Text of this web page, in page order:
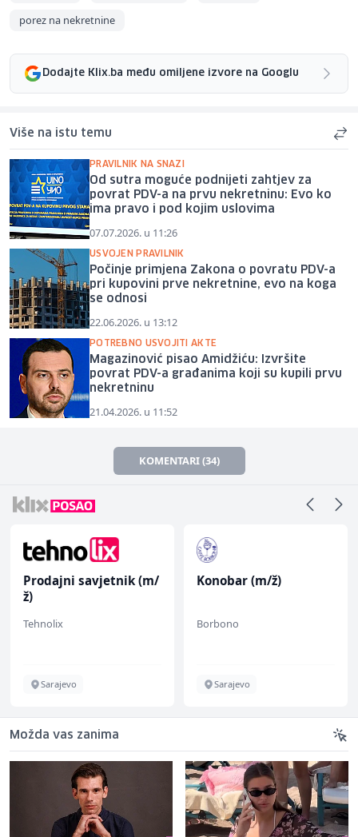
porez na nekretnine
Dodajte Klix.ba među omiljene izvore na Googlu
Više na istu temu
PRAVILNIK NA SNAZI
Od sutra moguće podnijeti zahtjev za
povrat PDV-a na prvu nekretninu: Evo ko
ima pravo i pod kojim uslovima
07.07.2026. u 11:26
USVOJEN PRAVILNIK
Počinje primjena Zakona o povratu PDV-a
pri kupovini prve nekretnine, evo na koga
se odnosi
22.06.2026. u 13:12
POTREBNO USVOJITI AKTE
Magazinović pisao Amidžiću: Izvršite
povrat PDV-a građanima koji su kupili prvu
nekretninu
21.04.2026. u 11:52
KOMENTARI (34)
Prodajni savjetnik (m/
ž)
Tehnolix
Sarajevo
Konobar (m/ž)
Borbono
Sarajevo
Možda vas zanima